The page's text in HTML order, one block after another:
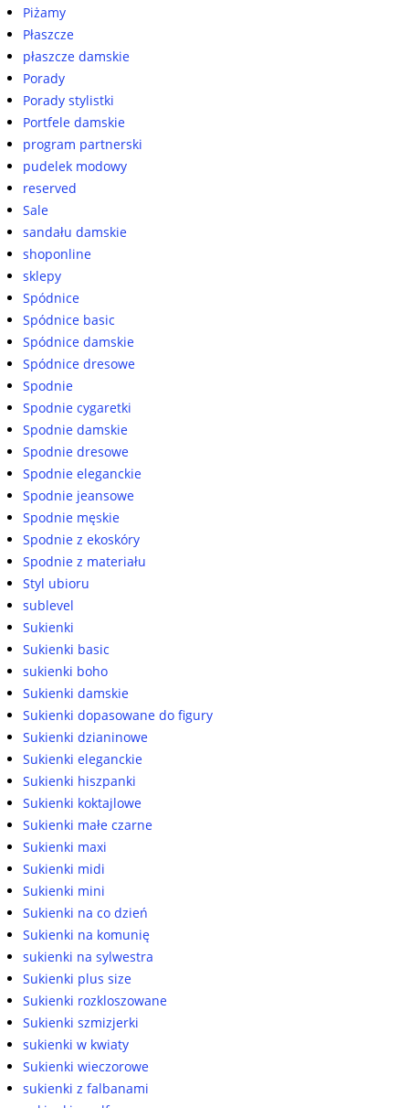
Piżamy
Płaszcze
płaszcze damskie
Porady
Porady stylistki
Portfele damskie
program partnerski
pudelek modowy
reserved
Sale
sandału damskie
shoponline
sklepy
Spódnice
Spódnice basic
Spódnice damskie
Spódnice dresowe
Spodnie
Spodnie cygaretki
Spodnie damskie
Spodnie dresowe
Spodnie eleganckie
Spodnie jeansowe
Spodnie męskie
Spodnie z ekoskóry
Spodnie z materiału
Styl ubioru
sublevel
Sukienki
Sukienki basic
sukienki boho
Sukienki damskie
Sukienki dopasowane do figury
Sukienki dzianinowe
Sukienki eleganckie
Sukienki hiszpanki
Sukienki koktajlowe
Sukienki małe czarne
Sukienki maxi
Sukienki midi
Sukienki mini
Sukienki na co dzień
Sukienki na komunię
sukienki na sylwestra
Sukienki plus size
Sukienki rozkloszowane
Sukienki szmizjerki
sukienki w kwiaty
Sukienki wieczorowe
sukienki z falbanami